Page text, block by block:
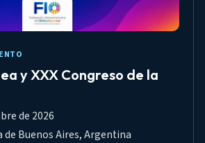
y XXX Congreso de la
de 2026
de Buenos Aires, Argentina